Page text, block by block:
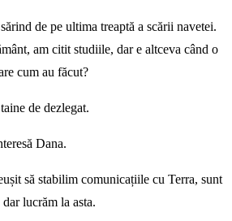
de pe ultima treaptă a scării navetei.
am citit studiile, dar e altceva când o
cum au făcut?
de dezlegat.
Dana.
să stabilim comunicațiile cu Terra, sunt
lucrăm la asta.